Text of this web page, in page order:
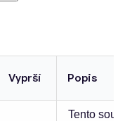
Vyprší Popis
Tento